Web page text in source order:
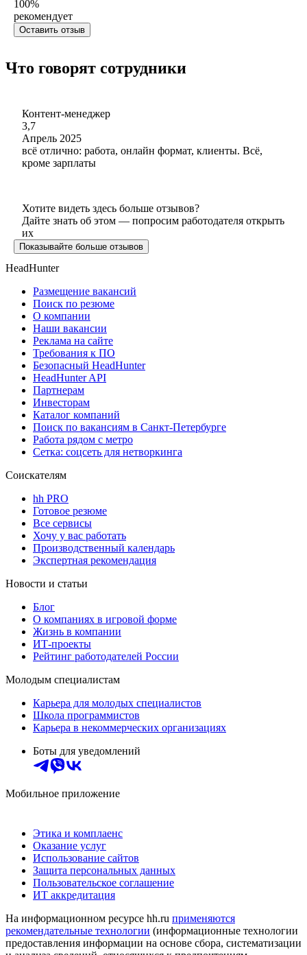
100%
рекомендует
Оставить отзыв
Что говорят сотрудники
Контент-менеджер
3,7
Апрель 2025
всё отлично: работа, онлайн формат, клиенты. Всё,
кроме зарплаты
Хотите видеть здесь больше отзывов?
Дайте знать об этом — попросим работодателя открыть
их
Показывайте больше отзывов
HeadHunter
Размещение вакансий
Поиск по резюме
О компании
Наши вакансии
Реклама на сайте
Требования к ПО
Безопасный HeadHunter
HeadHunter API
Партнерам
Инвесторам
Каталог компаний
Поиск по вакансиям в Санкт-Петербурге
Работа рядом с метро
Сетка: соцсеть для нетворкинга
Соискателям
hh PRO
Готовое резюме
Все сервисы
Хочу у вас работать
Производственный календарь
Экспертная рекомендация
Новости и статьи
Блог
О компаниях в игровой форме
Жизнь в компании
ИТ-проекты
Рейтинг работодателей России
Молодым специалистам
Карьера для молодых специалистов
Школа программистов
Карьера в некоммерческих организациях
Боты для уведомлений
Мобильное приложение
Этика и комплаенс
Оказание услуг
Использование сайтов
Защита персональных данных
Пользовательское соглашение
ИТ аккредитация
На информационном ресурсе hh.ru применяются
рекомендательные технологии (информационные технологии
предоставления информации на основе сбора, систематизации